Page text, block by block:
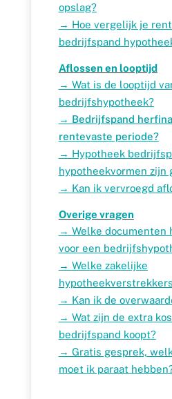
opslag?
→ Hoe vergelijk je
bedrijfspand
Aflossen en looptijd
→ Wat is de looptijd
bedrijfshypotheek?
→ Bedrijfspand
rentevaste periode?
→ Hypotheek
hypotheekvormen zijn
→ Kan ik vervroegd
Overige vragen
→ Welke documenten
voor een
→ Welke zakelijke
→ Kan ik de
→ Wat zijn de extra
bedrijfspand koopt?
→ Gratis gesprek,
moet ik paraat